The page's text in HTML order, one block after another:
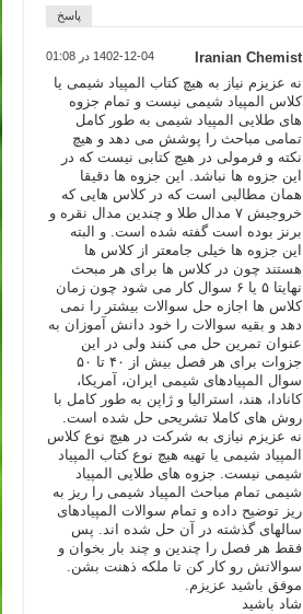
پاسخ
Iranian Chemist 1402-12-04 در 01:08
نه عزیزم نیاز به هیچ کتاب المپیاد شیمی یا
کلاس المپیاد شیمی نیست و تمام جزوه
های طلایی المپیاد شیمی به طور کامل
تمامی مباحث را پوشش می دهد و هیچ
نکته و فرمولی در هیچ کتابی نیست که در
این جزوه ها نباشد. این جزوه ها دقیقا
همان مطالبی است که در کلاس هایی که
خروجیش ۷ مدال طلا و چندین مدال نقره و
برنز بوده است گفته شده است. و البته
این جزوه ها خیلی جامعتر از کلاس ها
هستند چون در کلاس ها برای هر مبحث
نهایتا ۵ یا ۶ سوال کار می شود چون زمان
کلاس ها اجازه حل سوالات بیشتر را نمی
دهد و بقیه سوالات را خود دانش آموزان به
عنوان تمرین حل می کنند ولی در این
جزوات برای هر فصل بیش از ۴۰ تا ۵۰
سوال المپیادهای شیمی ایران، آمریکا،
کانادا، هند، استرالیا و ژاپن به طور کامل با
روش های کاملا تشریحی حل شده است.
نه عزیزم نیازی به شرکت در هیچ نوع کلاس
المپیاد شیمی یا تهیه هیچ نوع کتاب المپیاد
شیمی نیست. جزوه های طلایی المپیاد
شیمی تمام مباحث المپیاد شیمی را ریز به
ریز توضیح داده و تمام سوالات المپیادهای
سالهای گذشته در آن حل شده اند. پس
فقط هر فصل را چندین و چند بار بخوان و
سوالاتش رو کار کن تا ملکه ذهنت بشن.
موفق باشید عزیزم.
شاد باشید